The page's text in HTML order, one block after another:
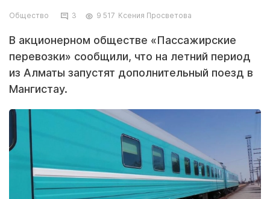
Общество 3 9 517 Ксения Просветова
В акционерном обществе «Пассажирские
перевозки» сообщили, что на летний период
из Алматы запустят дополнительный поезд в
Мангистау.